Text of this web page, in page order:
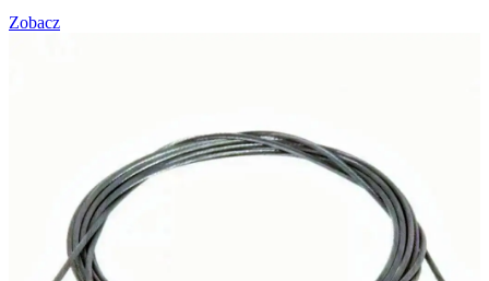
Zobacz